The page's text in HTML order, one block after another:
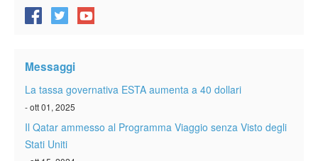
Messaggi
La tassa governativa ESTA aumenta a 40 dollari
- ott 01, 2025
Il Qatar ammesso al Programma Viaggio senza Visto degli
Stati Uniti